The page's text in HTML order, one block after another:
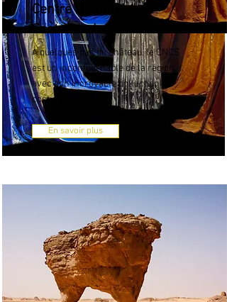
Centre National du
Costume de Scène
À quelques pas du château, le CNCS
est un incontournable de la région
avec son incroyable collection de
costumes.
En savoir plus